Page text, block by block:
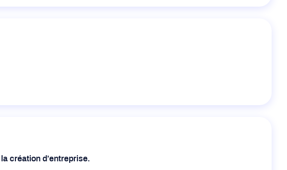
la création d’entreprise.